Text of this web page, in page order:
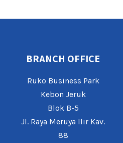
BRANCH OFFICE
Ruko Business Park
Kebon Jeruk
Blok B-5
Jl. Raya Meruya Ilir Kav.
88